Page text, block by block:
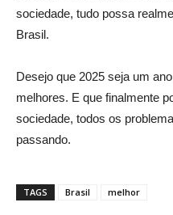
sociedade, tudo possa
Brasil.
Desejo que 2025 seja um
melhores. E que finalmente
sociedade, todos os
passando.
TAGS Brasil melhor